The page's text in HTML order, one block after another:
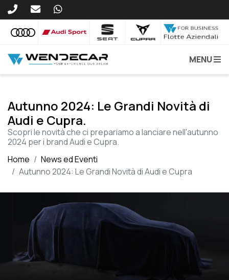
MENU
Autunno 2024: Le Grandi Novità di
Audi e Cupra.
Scopri le novità che ci prepariamo a lanciare nell'autunno
2024 per i brand Audi e Cupra.
Home
News ed Eventi
Autunno 2024: Le Grandi Novità di Audi e Cupra